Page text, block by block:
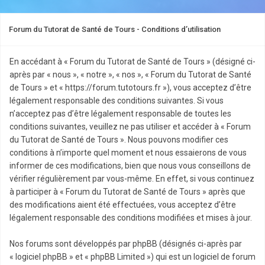
Forum du Tutorat de Santé de Tours - Conditions d’utilisation
En accédant à « Forum du Tutorat de Santé de Tours » (désigné ci-
après par « nous », « notre », « nos », « Forum du Tutorat de Santé
de Tours » et « https://forum.tutotours.fr »), vous acceptez d’être
légalement responsable des conditions suivantes. Si vous
n’acceptez pas d’être légalement responsable de toutes les
conditions suivantes, veuillez ne pas utiliser et accéder à « Forum
du Tutorat de Santé de Tours ». Nous pouvons modifier ces
conditions à n’importe quel moment et nous essaierons de vous
informer de ces modifications, bien que nous vous conseillons de
vérifier régulièrement par vous-même. En effet, si vous continuez
à participer à « Forum du Tutorat de Santé de Tours » après que
des modifications aient été effectuées, vous acceptez d’être
légalement responsable des conditions modifiées et mises à jour.
Nos forums sont développés par phpBB (désignés ci-après par
« logiciel phpBB » et « phpBB Limited ») qui est un logiciel de forum